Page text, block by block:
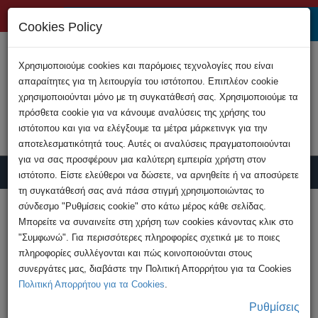
Υποβολή Καταγγελίας
HOME
Ανακοινώσεις
Εντοπισμός και κατάσχεση απομιμήσεων
επώνυμων ειδών ένδυσης
Cookies Policy
Χρησιμοποιούμε cookies και παρόμοιες τεχνολογίες που είναι
απαραίτητες για τη λειτουργία του ιστότοπου. Επιπλέον cookie
χρησιμοποιούνται μόνο με τη συγκατάθεσή σας. Χρησιμοποιούμε τα
πρόσθετα cookie για να κάνουμε αναλύσεις της χρήσης του
ιστότοπου και για να ελέγξουμε τα μέτρα μάρκετινγκ για την
αποτελεσματικότητά τους. Αυτές οι αναλύσεις πραγματοποιούνται
για να σας προσφέρουν μια καλύτερη εμπειρία χρήστη στον
ιστότοπο. Είστε ελεύθεροι να δώσετε, να αρνηθείτε ή να αποσύρετε
τη συγκατάθεσή σας ανά πάσα στιγμή χρησιμοποιώντας το
σύνδεσμο "Ρυθμίσεις cookie" στο κάτω μέρος κάθε σελίδας.
Μπορείτε να συναινείτε στη χρήση των cookies κάνοντας κλικ στο
"Συμφωνώ". Για περισσότερες πληροφορίες σχετικά με το ποιες
πληροφορίες συλλέγονται και πώς κοινοποιούνται στους
συνεργάτες μας, διαβάστε την Πολιτική Απορρήτου για τα Cookies
Πολιτική Απορρήτου για τα Cookies.
Ρυθμίσεις